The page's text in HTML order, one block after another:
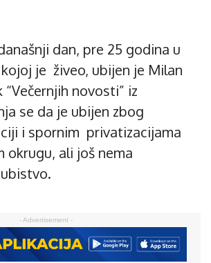
dan, pre 25 godina u
je živeo, ubijen je Milan
novosti” iz
se da je ubijen zbog
i spornim privatizacijama
okrugu, ali još nema
- Advertisement -